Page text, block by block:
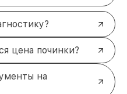
цена починки?
на